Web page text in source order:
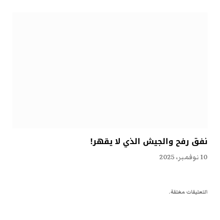
نفق رفح والجيش الذي لا يقهر!
10 نوفمبر، 2025
التعليقات مغلقة.